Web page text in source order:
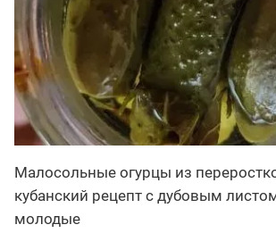
Малосольные огурцы из
кубанский рецепт с дубовым
молодые